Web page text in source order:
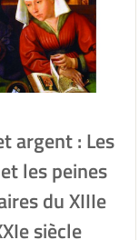
argent : Les
les peines
du XIIIe
siècle